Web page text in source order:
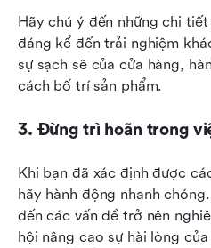
Hãy chú ý đến những chi
đáng kể đến trải nghiệm
sự sạch sẽ của cửa hàng,
cách bố trí sản phẩm.
3. Đừng trì hoãn trong
Khi bạn đã xác định được
hãy hành động nhanh
đến các vấn đề trở nên
hội nâng cao sự hài lòng